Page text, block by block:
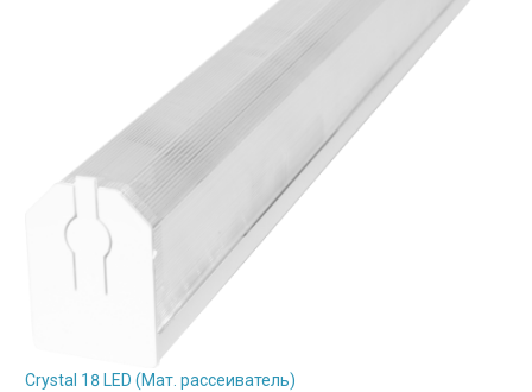
Crystal 18 LED (Мат. рассеиватель)